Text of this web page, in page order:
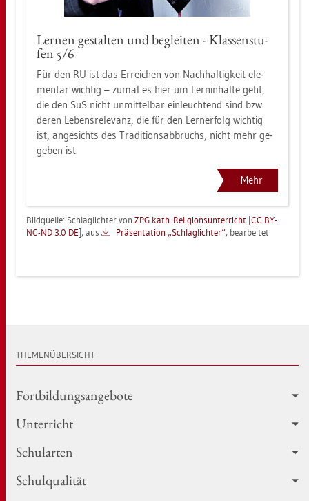
Ler­nen ge­stal­ten und be­glei­ten - Klas­sen­stu­
fen 5/6
Für den RU ist das Er­rei­chen von Nach­hal­tig­keit ele­
men­tar wich­tig – zumal es hier um Lern­in­hal­te geht,
die den SuS nicht un­mit­tel­bar ein­leuch­tend sind bzw.
deren Le­bens­re­le­vanz, die für den Lern­er­folg wich­tig
ist, an­ge­sichts des Tra­di­ti­ons­ab­bruchs, nicht mehr ge­
ge­ben ist.
Mehr
Bild­quel­le: Schlag­lich­ter von ZPG kath. Re­li­gi­ons­un­ter­richt [CC BY-
NC-ND 3.0 DE], aus Prä­sen­ta­ti­on „Schlag­lich­ter“, be­ar­bei­tet
THE­MEN­ÜBER­SICHT
Fort­bil­dungs­an­ge­bo­te
Un­ter­richt
Schul­ar­ten
Schul­qua­li­tät